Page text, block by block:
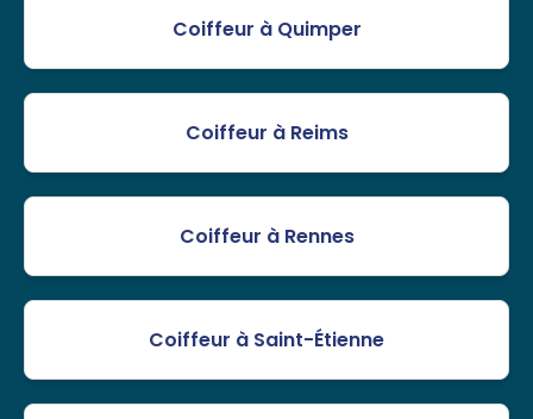
Coiffeur à Quimper
Coiffeur à Reims
Coiffeur à Rennes
Coiffeur à Saint-Étienne